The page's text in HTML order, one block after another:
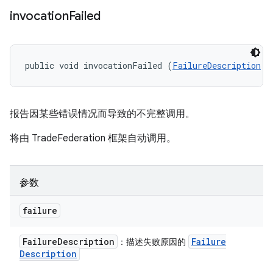
invocationFailed
public void invocationFailed (FailureDescription
报告因某些错误情况而导致的不完整调用。
将由 TradeFederation 框架自动调用。
参数
failure
FailureDescription ：描述失败原因的
Failure
Description